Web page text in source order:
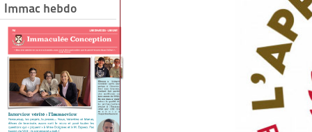
Immac hebdo